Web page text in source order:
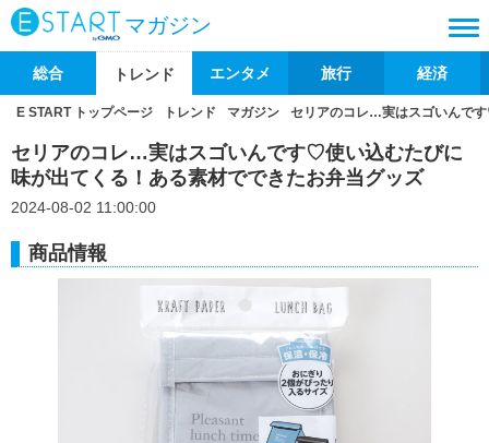
マガジン
総合 トレンド エンタメ 旅行 経済
E START トップページ トレンド マガジン セリアのコレ…実はスゴいんで
セリアのコレ…実はスゴいんです♡使い込むたびに
味が出てくる！ある素材でできたお弁当グッズ
2024-08-02 11:00:00
商品情報